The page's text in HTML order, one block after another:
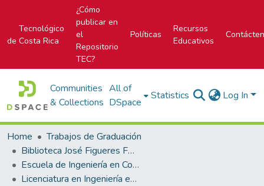
Tecnológico
de Costa Rica
¿Cómo
publicar en
el
Repositorio
TEC?
Políticas
Recursos
Educativos
Communities
& Collections
All of
DSpace
Statistics Log In
Home
Trabajos de Graduación
Biblioteca José Figueres Ferrer
Escuela de Ingeniería en Construcción
Licenciatura en Ingeniería en Construcción